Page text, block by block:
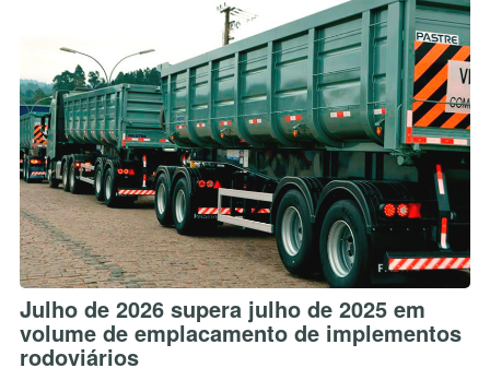
Julho de 2026 supera julho de 2025 em
volume de emplacamento de implementos
rodoviários